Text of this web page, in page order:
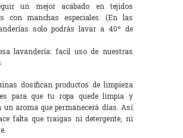
un mejor acabado en tejidos
con manchas especiales. (En las
solo podrás lavar a 40º de
lavandería: facil uso de nuestras
dosifican productos de limpieza
para que tu ropa quede limpia y
un aroma que permanecerá días. Así
falta que traigas ni detergente, ni